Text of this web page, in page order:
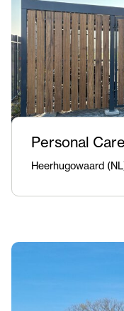
Personal
Heerhugowaard